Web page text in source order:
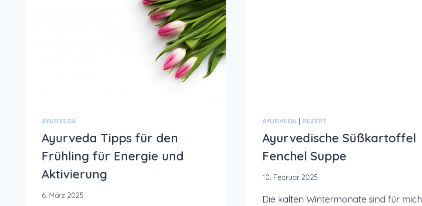
AYURVEDA
Ayurveda Tipps für den
Frühling für Energie und
Aktivierung
6. März 2025
AYURVEDA | REZEPT
Ayurvedische Süßkartoffel
Fenchel Suppe
10. Februar 2025
Die kalten Wintermonate sind für mich